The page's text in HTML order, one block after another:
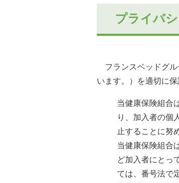
プライバ
フランスベッドグル
います。）を適切に
当健康保険組合
り、加入者の個
止することに努
当健康保険組合
ど加入者にとっ
ては、番号法で